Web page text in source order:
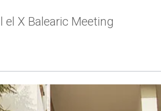
el X Balearic Meeting